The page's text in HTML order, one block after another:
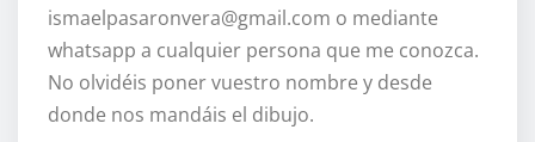
ismaelpasaronvera@gmail.com o mediante
whatsapp a cualquier persona que me conozca.
No olvidéis poner vuestro nombre y desde
donde nos mandáis el dibujo.